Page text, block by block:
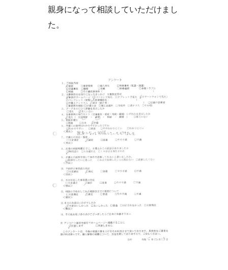
親身になって相談していただけまし
た。